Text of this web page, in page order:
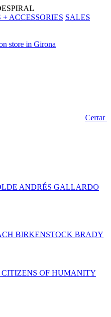
+ ACCESSORIES SALES
Cerrar
ANDRÉS GALLARDO
BIRKENSTOCK BRADY
CITIZENS OF HUMANITY